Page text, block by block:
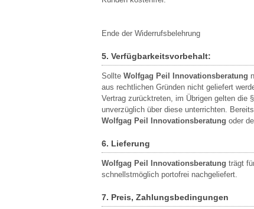
Ende der Widerrufsbelehrung
5. Verfügbarkeitsvorbehalt:
Sollte Wolfgag Peil Innovationsberatung
aus rechtlichen Gründen nicht geliefert
Vertrag zurücktreten, im Übrigen gelten die
unverzüglich über diese unterrichten.
Wolfgag Peil Innovationsberatung oder
6. Lieferung
Wolfgag Peil Innovationsberatung trägt
schnellstmöglich portofrei nachgeliefert.
7. Preis, Zahlungsbedingungen